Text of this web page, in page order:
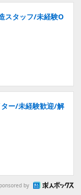
スタッフ/未経験O
ー/未経験歓迎/解
by